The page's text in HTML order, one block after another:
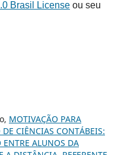
Brasil Licenseou seu
MOTIVAÇÃO PARA
CIÊNCIAS CONTÁBEIS:
ALUNOS DA